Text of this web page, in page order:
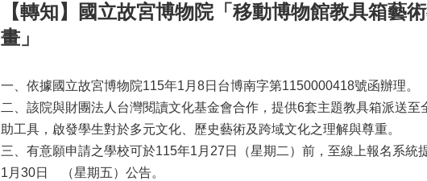
【轉知】國立故宮博物院「移動博物館教具箱藝
畫」
一、依據國立故宮博物院115年1月8日台博南字第1150000418號函辦理。
二、該院與財團法人台灣閱讀文化基金會合作，提供6套主題教具箱派送至
助工具，啟發學生對於多元文化、歷史藝術及跨域文化之理解與尊重。
三、有意願申請之學校可於115年1月27日（星期二）前，至線上報名系統
1月30日 （星期五）公告。